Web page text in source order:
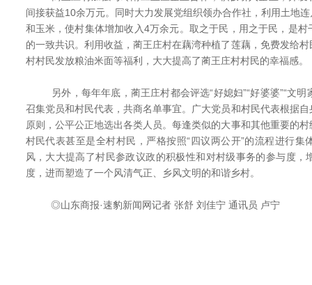
间接获益10余万元。同时大力发展党组织领办合作社，利用土地
和玉米，使村集体增加收入4万余元。取之于民，用之于民，是
的一致共识。利用收益，蔺王庄村在藕湾种植了莲藕，免费发给
村村民发放粮油米面等福利，大大提高了蔺王庄村村民的幸福感。
另外，每年年底，蔺王庄村都会评选“好媳妇”“好婆婆”“文明
召集党员和村民代表，共商名单事宜。广大党员和村民代表根据
原则，公平公正地选出各类人员。每逢类似的大事和其他重要的
村民代表甚至是全村村民，严格按照“四议两公开”的流程进行集
风，大大提高了村民参政议政的积极性和对村级事务的参与度，
度，进而塑造了一个风清气正、乡风文明的和谐乡村。
◎山东商报·速豹新闻网记者 张舒 刘佳宁 通讯员 卢宁